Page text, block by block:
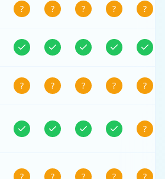
? ? ? ? ?
? ? ? ? ?
?
? ? ? ? ?